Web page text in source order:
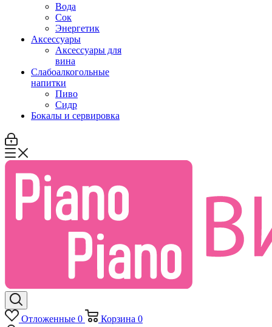
Вода
Сок
Энергетик
Аксессуары
Аксессуары для
вина
Слабоалкогольные
напитки
Пиво
Сидр
Бокалы и сервировка
Отложенные 0 Корзина 0